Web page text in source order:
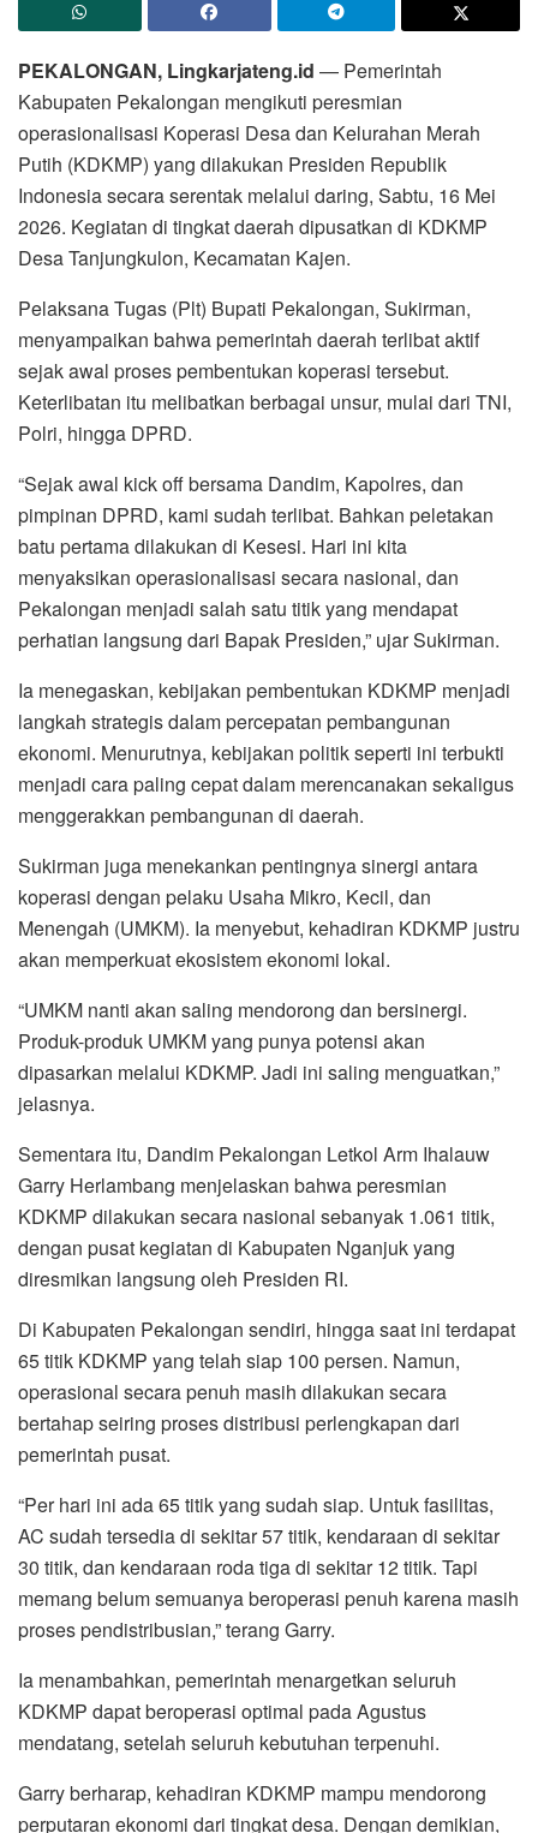
PEKALONGAN, Lingkarjateng.id — Pemerintah
Kabupaten Pekalongan mengikuti peresmian
operasionalisasi Koperasi Desa dan Kelurahan Merah
Putih (KDKMP) yang dilakukan Presiden Republik
Indonesia secara serentak melalui daring, Sabtu, 16 Mei
2026. Kegiatan di tingkat daerah dipusatkan di KDKMP
Desa Tanjungkulon, Kecamatan Kajen.
Pelaksana Tugas (Plt) Bupati Pekalongan, Sukirman,
menyampaikan bahwa pemerintah daerah terlibat aktif
sejak awal proses pembentukan koperasi tersebut.
Keterlibatan itu melibatkan berbagai unsur, mulai dari TNI,
Polri, hingga DPRD.
“Sejak awal kick off bersama Dandim, Kapolres, dan
pimpinan DPRD, kami sudah terlibat. Bahkan peletakan
batu pertama dilakukan di Kesesi. Hari ini kita
menyaksikan operasionalisasi secara nasional, dan
Pekalongan menjadi salah satu titik yang mendapat
perhatian langsung dari Bapak Presiden,” ujar Sukirman.
Ia menegaskan, kebijakan pembentukan KDKMP menjadi
langkah strategis dalam percepatan pembangunan
ekonomi. Menurutnya, kebijakan politik seperti ini terbukti
menjadi cara paling cepat dalam merencanakan sekaligus
menggerakkan pembangunan di daerah.
Sukirman juga menekankan pentingnya sinergi antara
koperasi dengan pelaku Usaha Mikro, Kecil, dan
Menengah (UMKM). Ia menyebut, kehadiran KDKMP justru
akan memperkuat ekosistem ekonomi lokal.
“UMKM nanti akan saling mendorong dan bersinergi.
Produk-produk UMKM yang punya potensi akan
dipasarkan melalui KDKMP. Jadi ini saling menguatkan,”
jelasnya.
Sementara itu, Dandim Pekalongan Letkol Arm Ihalauw
Garry Herlambang menjelaskan bahwa peresmian
KDKMP dilakukan secara nasional sebanyak 1.061 titik,
dengan pusat kegiatan di Kabupaten Nganjuk yang
diresmikan langsung oleh Presiden RI.
Di Kabupaten Pekalongan sendiri, hingga saat ini terdapat
65 titik KDKMP yang telah siap 100 persen. Namun,
operasional secara penuh masih dilakukan secara
bertahap seiring proses distribusi perlengkapan dari
pemerintah pusat.
“Per hari ini ada 65 titik yang sudah siap. Untuk fasilitas,
AC sudah tersedia di sekitar 57 titik, kendaraan di sekitar
30 titik, dan kendaraan roda tiga di sekitar 12 titik. Tapi
memang belum semuanya beroperasi penuh karena masih
proses pendistribusian,” terang Garry.
Ia menambahkan, pemerintah menargetkan seluruh
KDKMP dapat beroperasi optimal pada Agustus
mendatang, setelah seluruh kebutuhan terpenuhi.
Garry berharap, kehadiran KDKMP mampu mendorong
perputaran ekonomi dari tingkat desa. Dengan demikian,